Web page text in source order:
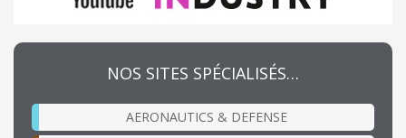
NOS SITES SPÉCIALISÉS…
AERONAUTICS & DEFENSE